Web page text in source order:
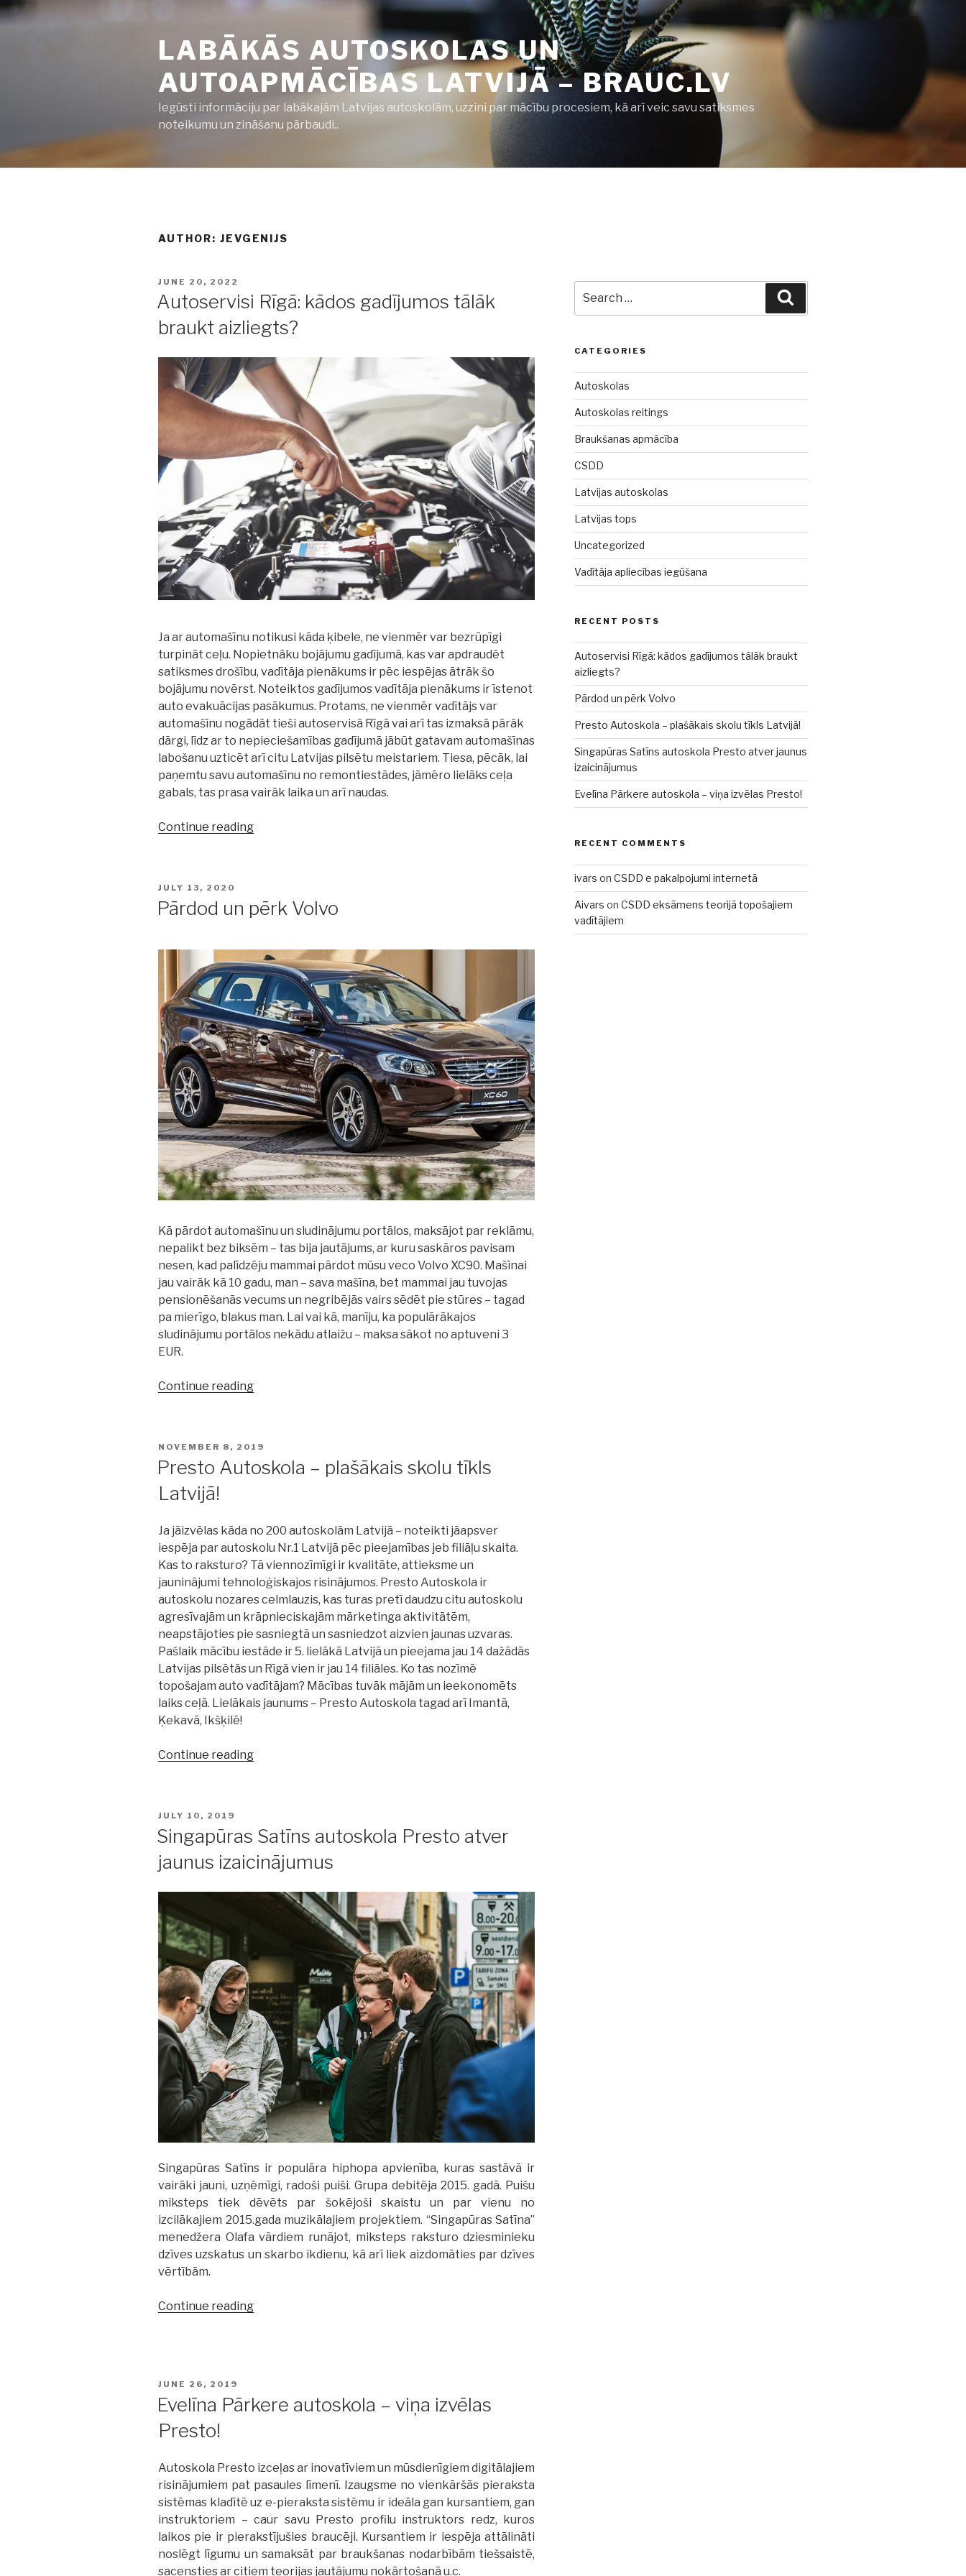
Skip
to
LABĀKĀS AUTOSKOLAS UN
AUTOAPMĀCĪBAS LATVIJĀ – BRAUC.LV
Iegūsti informāciju par labākajām Latvijas autoskolām, uzzini par mācību procesiem, kā arī veic savu satiksmes
noteikumu un zināšanu pārbaudi..
AUTHOR: JEVGENIJS
POSTED
ON
JUNE 20, 2022
Autoservisi Rīgā: kādos gadījumos tālāk
braukt aizliegts?
Ja ar automašīnu notikusi kāda ķibele, ne vienmēr var bezrūpīgi
turpināt ceļu. Nopietnāku bojājumu gadījumā, kas var apdraudēt
satiksmes drošību, vadītāja pienākums ir pēc iespējas ātrāk šo
bojājumu novērst. Noteiktos gadījumos vadītāja pienākums ir īstenot
auto evakuācijas pasākumus. Protams, ne vienmēr vadītājs var
automašīnu nogādāt tieši autoservisā Rīgā vai arī tas izmaksā pārāk
dārgi, līdz ar to nepieciešamības gadījumā jābūt gatavam automašīnas
labošanu uzticēt arī citu Latvijas pilsētu meistariem. Tiesa, pēcāk, lai
paņemtu savu automašīnu no remontiestādes, jāmēro lielāks ceļa
gabals, tas prasa vairāk laika un arī naudas.
Continue reading
braukt
POSTED
ON
JULY 13, 2020
Pārdod un pērk Volvo
Kā pārdot automašīnu un sludinājumu portālos, maksājot par reklāmu,
nepalikt bez biksēm – tas bija jautājums, ar kuru saskāros pavisam
nesen, kad palīdzēju mammai pārdot mūsu veco Volvo XC90. Mašīnai
jau vairāk kā 10 gadu, man – sava mašīna, bet mammai jau tuvojas
pensionēšanās vecums un negribējās vairs sēdēt pie stūres – tagad
pa mierīgo, blakus man. Lai vai kā, manīju, ka populārākajos
sludinājumu portālos nekādu atlaižu – maksa sākot no aptuveni 3
EUR.
Continue reading
POSTED
ON
NOVEMBER 8, 2019
Presto Autoskola – plašākais skolu tīkls
Latvijā!
Ja jāizvēlas kāda no 200 autoskolām Latvijā – noteikti jāapsver
iespēja par autoskolu Nr.1 Latvijā pēc pieejamības jeb filiāļu skaita.
Kas to raksturo? Tā viennozīmīgi ir kvalitāte, attieksme un
jauninājumi tehnoloģiskajos risinājumos. Presto Autoskola ir
autoskolu nozares celmlauzis, kas turas pretī daudzu citu autoskolu
agresīvajām un krāpnieciskajām mārketinga aktivitātēm,
neapstājoties pie sasniegtā un sasniedzot aizvien jaunas uzvaras.
Pašlaik mācību iestāde ir 5. lielākā Latvijā un pieejama jau 14 dažādās
Latvijas pilsētās un Rīgā vien ir jau 14 filiāles. Ko tas nozīmē
topošajam auto vadītājam? Mācības tuvāk mājām un ieekonomēts
laiks ceļā. Lielākais jaunums – Presto Autoskola tagad arī Imantā,
Ķekavā, Ikšķilē!
Continue reading
tīkls
Latvijā!”
POSTED
ON
JULY 10, 2019
Singapūras Satīns autoskola Presto atver
jaunus izaicinājumus
Singapūras Satīns ir populāra hiphopa apvienība, kuras sastāvā ir
vairāki jauni, uzņēmīgi, radoši puiši. Grupa debitēja 2015. gadā. Puišu
miksteps tiek dēvēts par šokējoši skaistu un par vienu no
izcilākajiem 2015.gada muzikālajiem projektiem. “Singapūras Satīna”
menedžera Olafa vārdiem runājot, miksteps raksturo dziesminieku
dzīves uzskatus un skarbo ikdienu, kā arī liek aizdomāties par dzīves
vērtībām.
Continue reading
izaicinājumus”
POSTED
ON
JUNE 26, 2019
Evelīna Pārkere autoskola – viņa izvēlas
Presto!
Autoskola Presto izceļas ar inovatīviem un mūsdienīgiem digitālajiem
risinājumiem pat pasaules līmenī. Izaugsme no vienkāršās pieraksta
sistēmas kladītē uz e-pieraksta sistēmu ir ideāla gan kursantiem, gan
instruktoriem – caur savu Presto profilu instruktors redz, kuros
laikos pie ir pierakstījušies braucēji. Kursantiem ir iespēja attālināti
noslēgt līgumu un samaksāt par braukšanas nodarbībām tiešsaistē,
sacensties ar citiem teorijas jautājumu nokārtošanā u.c.
for:
CATEGORIES
Autoskolas
Autoskolas reitings
Braukšanas apmācība
CSDD
Latvijas autoskolas
Latvijas tops
Uncategorized
Vadītāja apliecības iegūšana
RECENT POSTS
Autoservisi Rīgā: kādos gadījumos tālāk braukt
aizliegts?
Pārdod un pērk Volvo
Presto Autoskola – plašākais skolu tīkls Latvijā!
Singapūras Satīns autoskola Presto atver jaunus
izaicinājumus
Evelīna Pārkere autoskola – viņa izvēlas Presto!
RECENT COMMENTS
ivars on CSDD e pakalpojumi internetā
Aivars on CSDD eksāmens teorijā topošajiem
vadītājiem